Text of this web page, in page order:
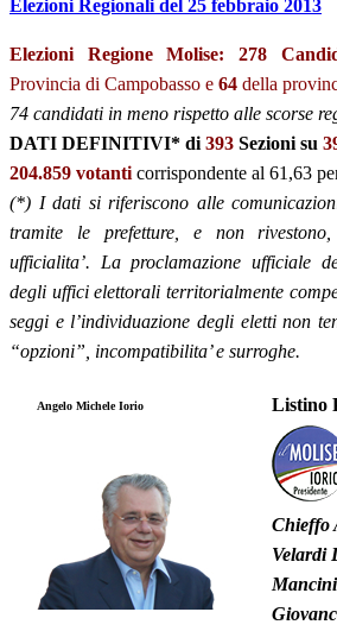
Elezioni Regionali del 25 febbraio 2013
Elezioni Regione Molise: 278
Provincia di Campobasso e 64 della
74 candidati in meno rispetto alle scorse
DATI DEFINITIVI* di 393 Sezioni su
204.859 votanti corrispondente al 61,63
(*) I dati si riferiscono alle
tramite le prefetture, e non
ufficialita’. La proclamazione ufficiale
degli uffici elettorali territorialmente
seggi e l’individuazione degli eletti non
“opzioni”, incompatibilita’ e surroghe.
Angelo Michele Iorio Listino
Chieffo
Velardi
Mancini